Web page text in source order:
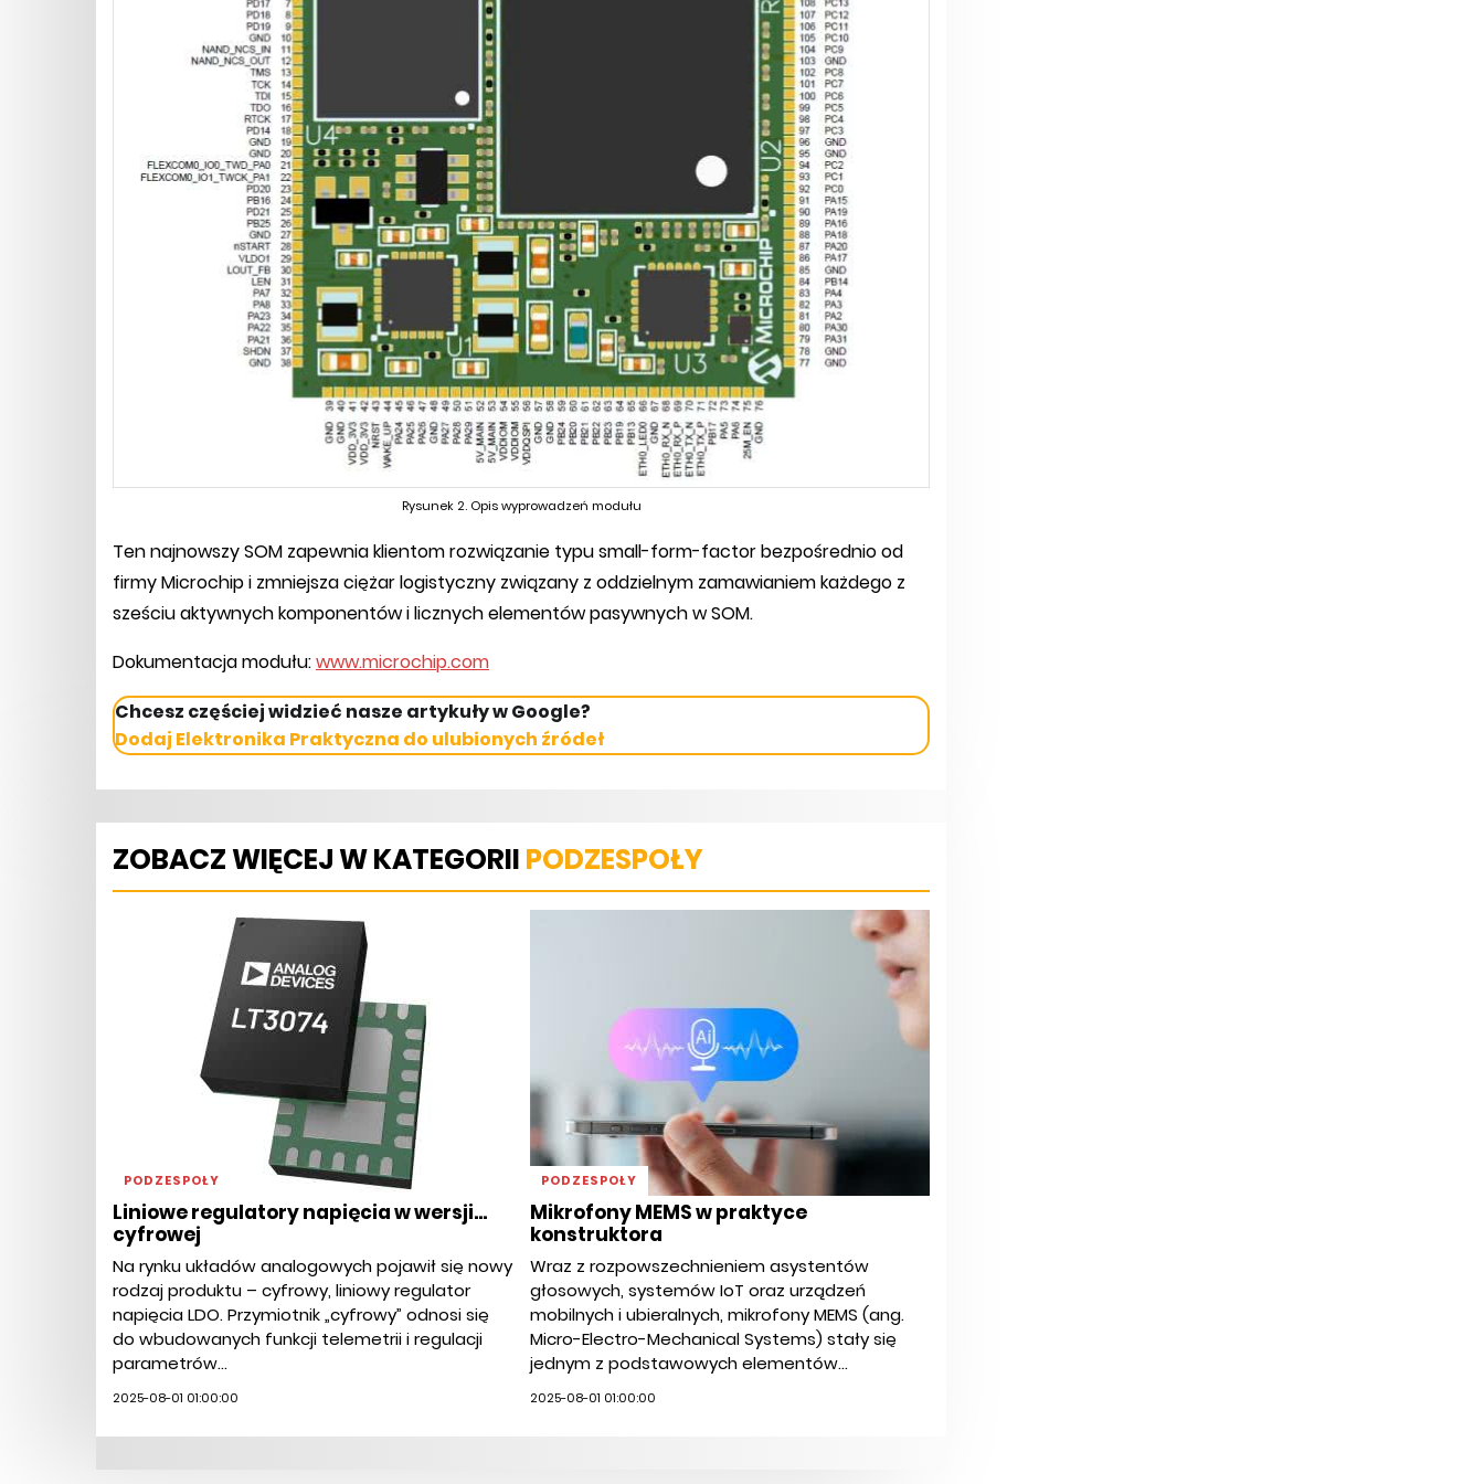
Rysunek 2. Opis wyprowadzeń modułu
Ten najnowszy SOM zapewnia klientom rozwiązanie typu small-form-factor bezpośrednio od
firmy Microchip i zmniejsza ciężar logistyczny związany z oddzielnym zamawianiem każdego z
sześciu aktywnych komponentów i licznych elementów pasywnych w SOM.
Dokumentacja modułu:www.microchip.com
Chcesz częściej widzieć nasze artykuły w Google?
Dodaj Elektronika Praktyczna do ulubionych źródeł
ZOBACZ WIĘCEJ W KATEGORII PODZESPOŁY
PODZESPOŁY
Liniowe regulatory napięcia w wersji...
cyfrowej
Na rynku układów analogowych pojawił się nowy
rodzaj produktu – cyfrowy, liniowy regulator
napięcia LDO. Przymiotnik „cyfrowy” odnosi się
do wbudowanych funkcji telemetrii i regulacji
parametrów...
2025-08-01 01:00:00
PODZESPOŁY
Mikrofony MEMS w praktyce
konstruktora
Wraz z rozpowszechnieniem asystentów
głosowych, systemów IoT oraz urządzeń
mobilnych i ubieralnych, mikrofony MEMS (ang.
Micro-Electro-Mechanical Systems) stały się
jednym z podstawowych elementów...
2025-08-01 01:00:00